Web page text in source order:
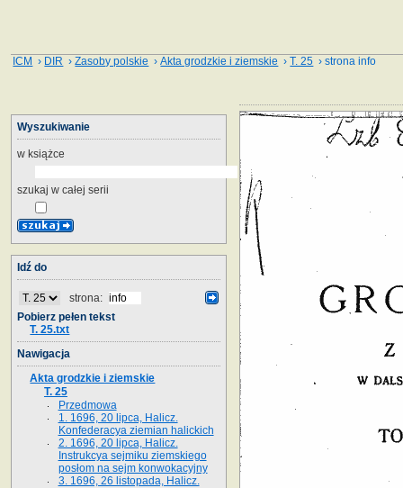
ICM › DIR ›Zasoby polskie ›Akta grodzkie i ziemskie ›T. 25 › strona info
Wyszukiwanie
w książce
szukaj w całej serii
Idź do
strona:
Pobierz pełen tekst
T. 25.txt
Nawigacja
Akta grodzkie i ziemskie
T. 25
Przedmowa
1. 1696, 20 lipca, Halicz.
Konfederacya ziemian halickich
2. 1696, 20 lipca, Halicz.
Instrukcya sejmiku ziemskiego
posłom na sejm konwokacyjny
3. 1696, 26 listopada, Halicz.